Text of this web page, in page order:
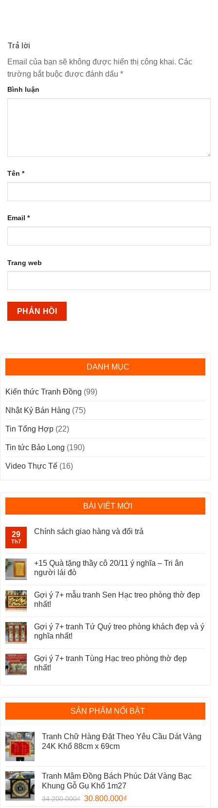
Trả lời
Email của bạn sẽ không được hiển thị công khai. Các
trường bắt buộc được đánh dấu *
Bình luận
Tên *
Email *
Trang web
DANH MỤC
Kiến thức Tranh Đồng (99)
Nhật Ký Bán Hàng (75)
Tin Tổng Hợp (22)
Tin tức Bảo Long (190)
Video Thực Tế (16)
BÀI VIẾT MỚI
29
Th7
Chính sách giao hàng và đổi trả
+15 Quà tặng thầy cô 20/11 ý nghĩa – Tri ân
người lái đò
Gợi ý 7+ mẫu tranh Sen Hạc treo phòng thờ đẹp
nhất!
Gợi ý 7+ tranh Tứ Quý treo phòng khách đẹp và ý
nghĩa nhất!
Gợi ý 7+ tranh Tùng Hạc treo phòng thờ đẹp
nhất!
SẢN PHẨM NỔI BẬT
Tranh Chữ Hàng Đặt Theo Yêu Cầu Dát Vàng
24K Khổ 88cm x 69cm
Tranh Mâm Đồng Bách Phúc Dát Vàng Bạc
Khung Gỗ Gụ Khổ 1m27
34.200.000₫ 30.800.000₫